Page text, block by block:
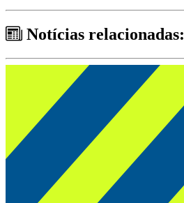
Notícias relacionadas: